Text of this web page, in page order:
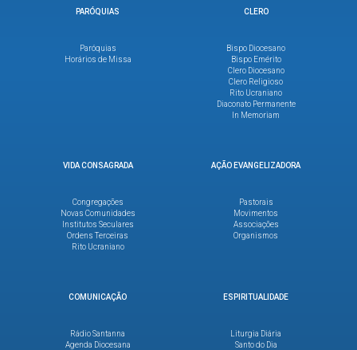
PARÓQUIAS
Paróquias
Horários de Missa
CLERO
Bispo Diocesano
Bispo Emérito
Clero Diocesano
Clero Religioso
Rito Ucraniano
Diaconato Permanente
In Memoriam
VIDA CONSAGRADA
Congregações
Novas Comunidades
Institutos Seculares
Ordens Terceiras
Rito Ucraniano
AÇÃO EVANGELIZADORA
Pastorais
Movimentos
Associações
Organismos
COMUNICAÇÃO
Rádio Santanna
Agenda Diocesana
ESPIRITUALIDADE
Liturgia Diária
Santo do Dia